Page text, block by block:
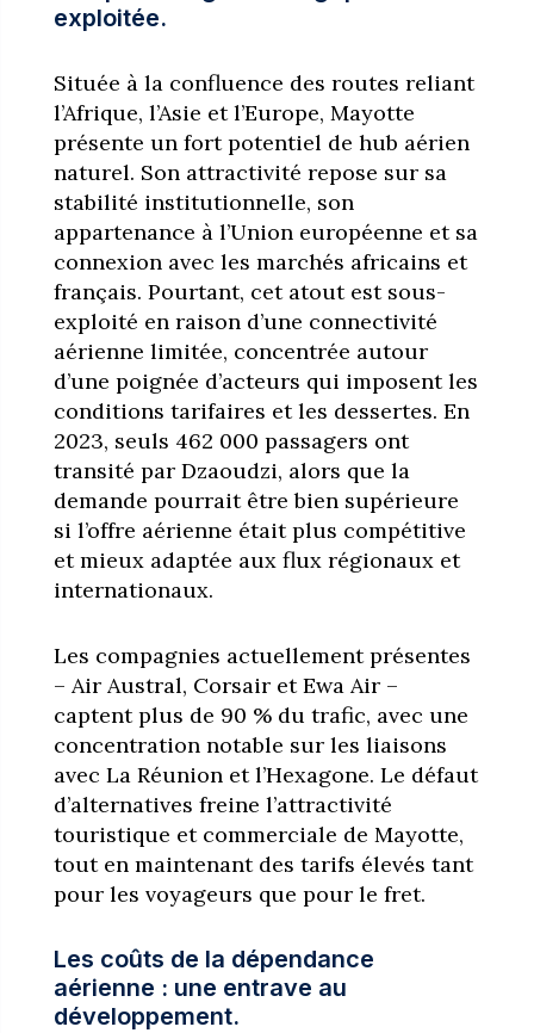
exploitée.
Située à la confluence des routes reliant
l’Afrique, l’Asie et l’Europe, Mayotte
présente un fort potentiel de hub aérien
naturel. Son attractivité repose sur sa
stabilité institutionnelle, son
appartenance à l’Union européenne et sa
connexion avec les marchés africains et
français. Pourtant, cet atout est sous-
exploité en raison d’une connectivité
aérienne limitée, concentrée autour
d’une poignée d’acteurs qui imposent les
conditions tarifaires et les dessertes. En
2023, seuls 462 000 passagers ont
transité par Dzaoudzi, alors que la
demande pourrait être bien supérieure
si l’offre aérienne était plus compétitive
et mieux adaptée aux flux régionaux et
internationaux.
Les compagnies actuellement présentes
– Air Austral, Corsair et Ewa Air –
captent plus de 90 % du trafic, avec une
concentration notable sur les liaisons
avec La Réunion et l’Hexagone. Le défaut
d’alternatives freine l’attractivité
touristique et commerciale de Mayotte,
tout en maintenant des tarifs élevés tant
pour les voyageurs que pour le fret.
Les coûts de la dépendance
aérienne : une entrave au
développement.